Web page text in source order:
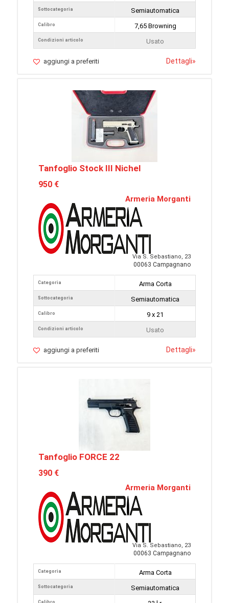
Sottocategoria
Calibro
Condizioni articolo
Semiautomatica
7,65 Browning
Usato
aggiungi a preferiti Dettagli»
Tanfoglio Stock III Nichel
950 €
Armeria Morganti
Via S. Sebastiano, 23
00063 Campagnano
Categoria
Sottocategoria
Calibro
Condizioni articolo
Arma Corta
Semiautomatica
9 x 21
Usato
aggiungi a preferiti Dettagli»
Tanfoglio FORCE 22
390 €
Armeria Morganti
Via S. Sebastiano, 23
00063 Campagnano
Categoria
Sottocategoria
Calibro
Arma Corta
Semiautomatica